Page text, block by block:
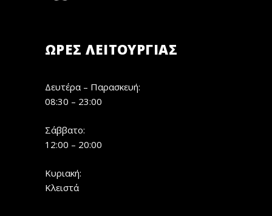
ΏΡΕΣ ΛΕΙΤΟΥΡΓΊΑΣ
Δευτέρα – Παρασκευή:
08:30 – 23:00
Σάββατο:
12:00 – 20:00
Κυριακή:
Κλειστά